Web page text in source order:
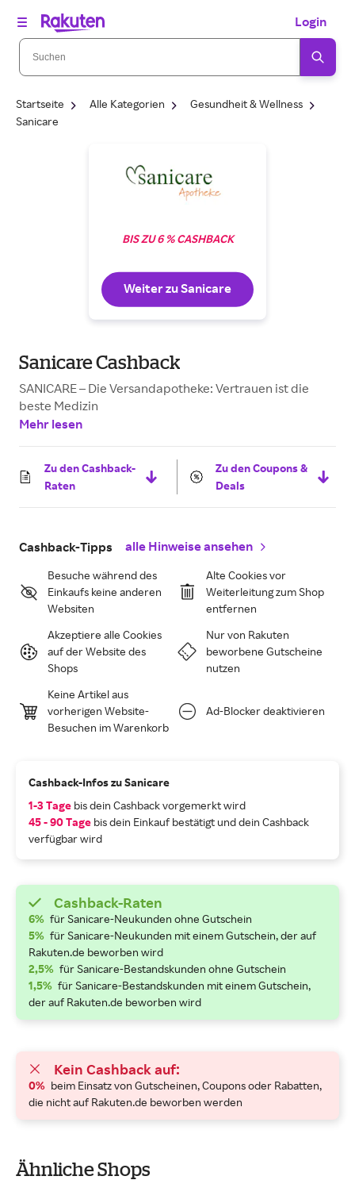
Login
Startseite Alle Kategorien
Gesundheit & Wellness
Sanicare
BIS ZU 6 % CASHBACK
Weiter zu Sanicare
Sanicare Cashback
SANICARE – Die Versandapotheke: Vertrauen ist die
beste Medizin
Mehr lesen
Zu den Cashback-
Raten
Zu den Coupons &
Deals
Cashback-Tipps alle Hinweise ansehen
Besuche während des
Einkaufs keine anderen
Websiten
Alte Cookies vor
Weiterleitung zum Shop
entfernen
Akzeptiere alle Cookies
auf der Website des
Shops
Nur von Rakuten
beworbene Gutscheine
nutzen
Keine Artikel aus
vorherigen Website-
Besuchen im Warenkorb
Ad-Blocker deaktivieren
Cashback-Infos zu Sanicare
1-3 Tage bis dein Cashback vorgemerkt wird
45 - 90 Tage bis dein Einkauf bestätigt und dein Cashback
verfügbar wird
Cashback-Raten
6% für Sanicare-Neukunden ohne Gutschein
5% für Sanicare-Neukunden mit einem Gutschein, der auf
Rakuten.de beworben wird
2,5% für Sanicare-Bestandskunden ohne Gutschein
1,5% für Sanicare-Bestandskunden mit einem Gutschein,
der auf Rakuten.de beworben wird
Kein Cashback auf:
0% beim Einsatz von Gutscheinen, Coupons oder Rabatten,
die nicht auf Rakuten.de beworben werden
Ähnliche Shops